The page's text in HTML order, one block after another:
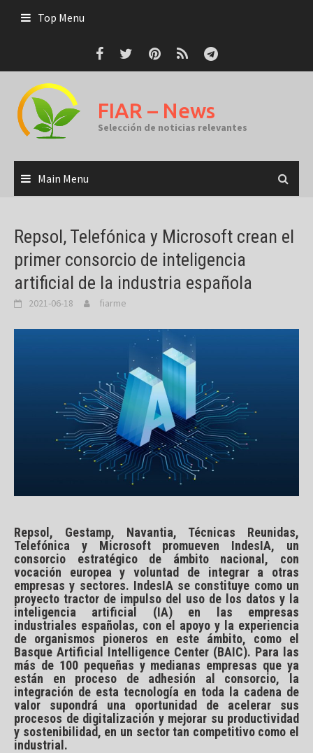
Top Menu
FIAR – News
Selección de noticias relevantes
Main Menu
Repsol, Telefónica y Microsoft crean el
primer consorcio de inteligencia
artificial de la industria española
2021-06-18 fiarme
Repsol, Gestamp, Navantia, Técnicas Reunidas,
Telefónica y Microsoft promueven IndesIA, un
consorcio estratégico de ámbito nacional, con
vocación europea y voluntad de integrar a otras
empresas y sectores. IndesIA se constituye como un
proyecto tractor de impulso del uso de los datos y la
inteligencia artificial (IA) en las empresas
industriales españolas, con el apoyo y la experiencia
de organismos pioneros en este ámbito, como el
Basque Artificial Intelligence Center (BAIC). Para las
más de 100 pequeñas y medianas empresas que ya
están en proceso de adhesión al consorcio, la
integración de esta tecnología en toda la cadena de
valor supondrá una oportunidad de acelerar sus
procesos de digitalización y mejorar su productividad
y sostenibilidad, en un sector tan competitivo como el
industrial.